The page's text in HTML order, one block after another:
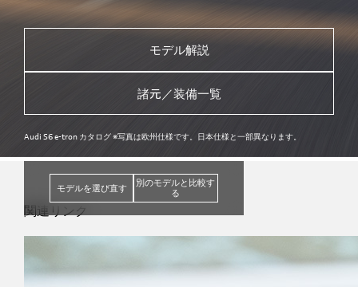
モデル解説
諸元／装備一覧
Audi S6 e-tron カタログ ※写真は欧州仕様です。日本仕様と一部異なります。
モデルを選び直す
別のモデルと比較す
る
関連リンク